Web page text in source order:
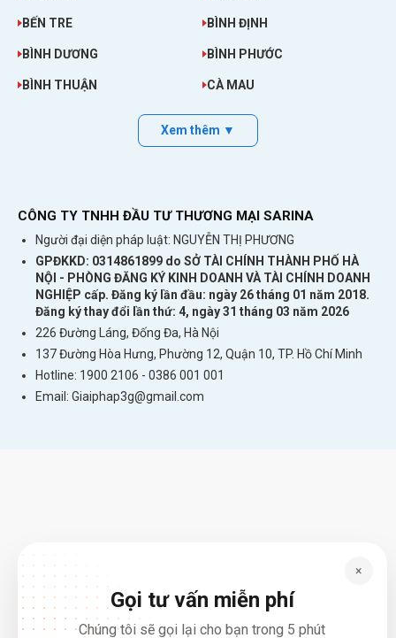
BẾN TRE BÌNH ĐỊNH
BÌNH DƯƠNG BÌNH PHƯỚC
BÌNH THUẬN CÀ MAU
Xem thêm ▼
CÔNG TY TNHH ĐẦU TƯ THƯƠNG MẠI SARINA
Người đại diện pháp luật: NGUYỄN THỊ PHƯƠNG
GPĐKKD: 0314861899 do SỞ TÀI CHÍNH THÀNH PHỐ HÀ
NỘI - PHÒNG ĐĂNG KÝ KINH DOANH VÀ TÀI CHÍNH DOANH
NGHIỆP cấp. Đăng ký lần đầu: ngày 26 tháng 01 năm 2018.
Đăng ký thay đổi lần thứ: 4, ngày 31 tháng 03 năm 2026
226 Đường Láng, Đống Đa, Hà Nội
137 Đường Hòa Hưng, Phường 12, Quận 10, TP. Hồ Chí Minh
Hotline: 1900 2106 - 0386 001 001
Email: Giaiphap3g@gmail.com
×
Gọi tư vấn miễn phí
Chúng tôi sẽ gọi lại cho bạn trong 5 phút